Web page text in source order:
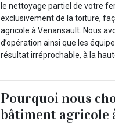
le nettoyage partiel de votre
exclusivement de la toiture,
agricole à Venansault. Nous
d’opération ainsi que les
résultat irréprochable, à la
Pourquoi nous
bâtiment agricole